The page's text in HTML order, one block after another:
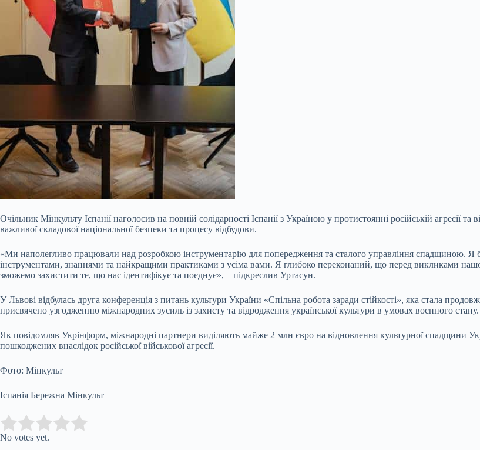
Очільник Мінкульту Іспанії наголосив на повній солідарності Іспанії з Україною у протистоянні російській агресії
важливої складової національної безпеки та процесу відбудови.
«Ми наполегливо працювали над розробкою інструментарію для попередження та сталого управління спадщиною. Я б
інструментами, знаннями та найкращими практиками з усіма вами. Я глибоко переконаний, що перед викликами
зможемо захистити те, що нас ідентифікує та поєднує», – підкреслив Уртасун.
У Львові відбулась друга конференція з питань культури України «Спільна робота заради стійкості», яка стала
присвячено узгодженню міжнародних зусиль із захисту та відродження української культури в умовах воєнного стану.
Як повідомляв Укрінформ, міжнародні партнери виділяють майже 2 млн євро на відновлення культурної спадщини
пошкоджених внаслідок російської військової агресії.
Фото: Мінкульт
Іспанія Бережна Мінкульт
Rate this item:
No votes yet.